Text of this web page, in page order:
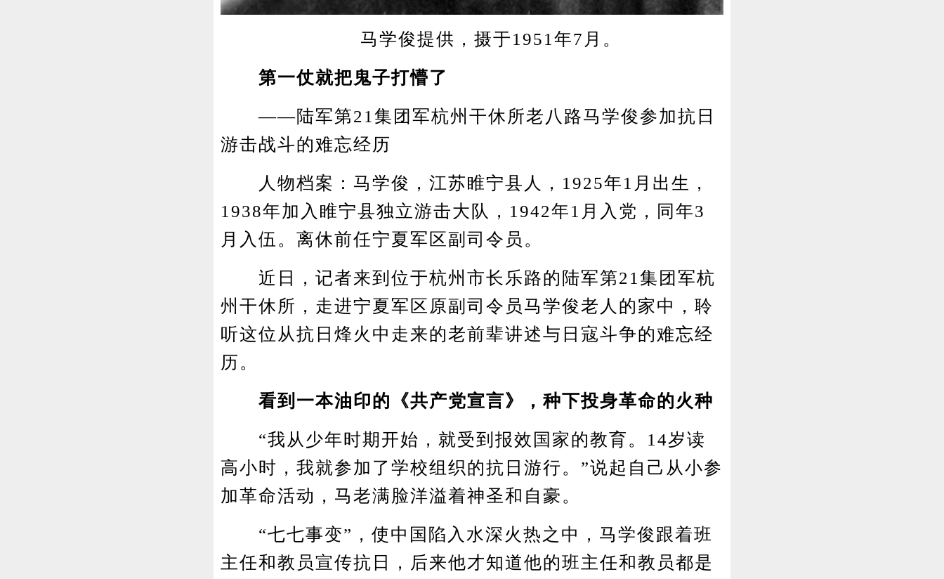
马学俊提供，摄于1951年7月。
第一仗就把鬼子打懵了
——陆军第21集团军杭州干休所老八路马学俊参加抗日
游击战斗的难忘经历
人物档案：马学俊，江苏睢宁县人，1925年1月出生，
1938年加入睢宁县独立游击大队，1942年1月入党，同年3
月入伍。离休前任宁夏军区副司令员。
近日，记者来到位于杭州市长乐路的陆军第21集团军杭
州干休所，走进宁夏军区原副司令员马学俊老人的家中，聆
听这位从抗日烽火中走来的老前辈讲述与日寇斗争的难忘经
历。
看到一本油印的《共产党宣言》，种下投身革命的火种
“我从少年时期开始，就受到报效国家的教育。14岁读
高小时，我就参加了学校组织的抗日游行。”说起自己从小参
加革命活动，马老满脸洋溢着神圣和自豪。
“七七事变”，使中国陷入水深火热之中，马学俊跟着班
主任和教员宣传抗日，后来他才知道他的班主任和教员都是